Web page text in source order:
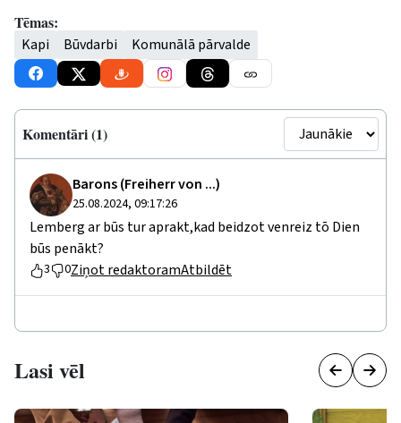
Tēmas:
Kapi Būvdarbi Komunālā pārvalde
Komentāri (1)
Barons (Freiherr von ...)
25.08.2024, 09:17:26
Lemberg ar būs tur aprakt,kad beidzot venreiz tō Dien
būs penākt?
3 0Ziņot redaktoramAtbildēt
Lasi vēl